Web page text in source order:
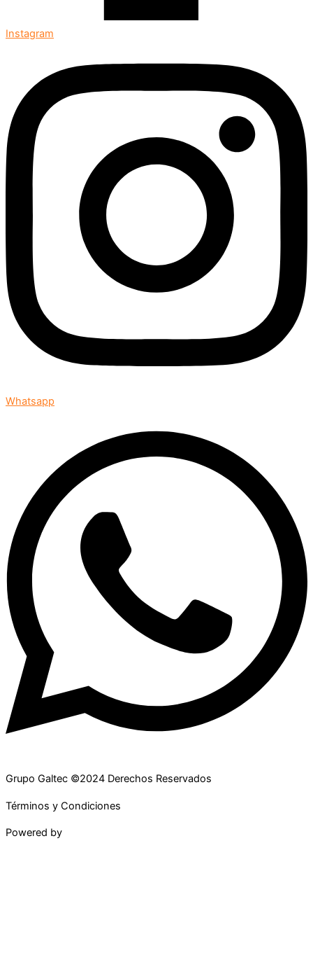
Instagram
Whatsapp
Grupo Galtec ©2024 Derechos Reservados
Términos y Condiciones
Powered by